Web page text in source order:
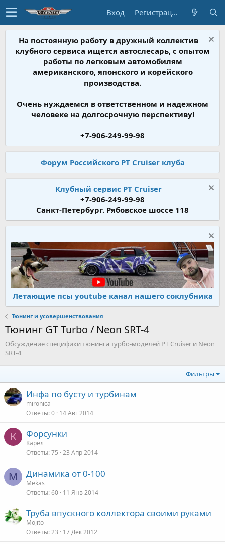
Вход Регистрация
На постоянную работу в дружный коллектив
клубного сервиса ищется автослесарь, с опытом
работы по легковым автомобилям
американского, японского и корейского
производства.
Очень нуждаемся в ответственном и надежном
человеке на долгосрочную перспективу!
+7-906-249-99-98
Форум Российского PT Cruiser клуба
Клубный сервис PT Cruiser
+7-906-249-99-98
Санкт-Петербург. Рябовское шоссе 118
Летающие псы youtube канал нашего соклубника
Тюнинг и усовершенствования
Тюнинг GT Turbo / Neon SRT-4
Обсуждение специфики тюнинга турбо-моделей PT Cruiser и Neon
SRT-4
Фильтры
Инфа по бусту и турбинам
mironica
Ответы 0 14 Авг 2014
К Форсунки
Карел
Ответы 75 23 Апр 2014
M Динамика от 0-100
Mekas
Ответы 60 11 Янв 2014
Труба впускного коллектора своими руками
Mojito
Ответы 23 17 Дек 2012